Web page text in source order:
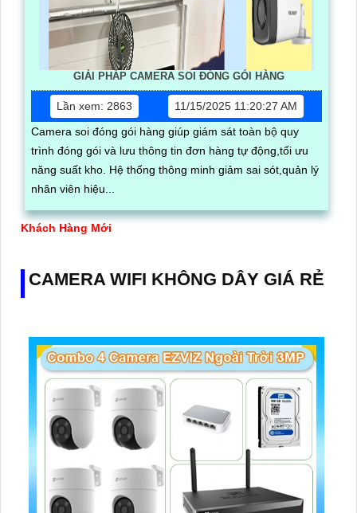
GIẢI PHÁP CAMERA SOI ĐÓNG GÓI HÀNG
Lần xem: 2863
11/15/2025 11:20:27 AM
Camera soi đóng gói hàng giúp giám sát toàn bộ quy
trình đóng gói và lưu thông tin đơn hàng tự động,tối ưu
năng suất kho. Hệ thống thông minh giảm sai sót,quản lý
nhân viên hiệu...
Khách Hàng Mới
CAMERA WIFI KHÔNG DÂY GIÁ RẺ